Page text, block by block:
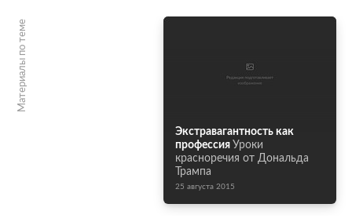
Материалы по теме
Экстравагантность как
профессия Уроки
красноречия от Дональда
Трампа
25 августа 2015